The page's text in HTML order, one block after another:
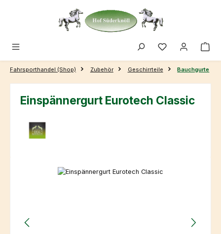
Zum Hauptinhalt springen
Fahrsporthandel (Shop) Zubehör Geschirrteile Bauchgurte
Einspännergurt Eurotech Classic
Bildergalerie überspringen